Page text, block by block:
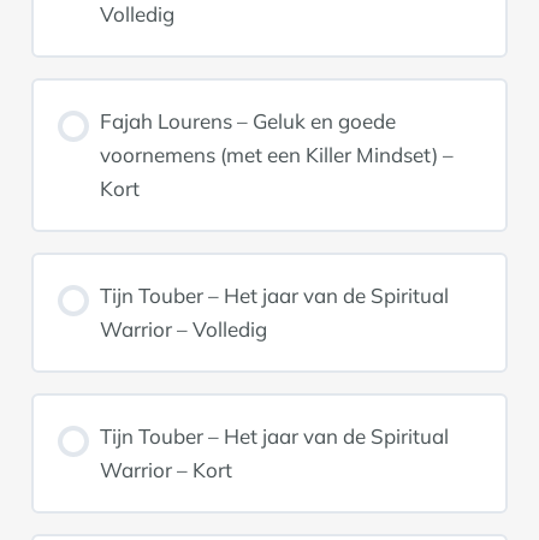
Volledig
Fajah Lourens – Geluk en goede
voornemens (met een Killer Mindset) –
Kort
Tijn Touber – Het jaar van de Spiritual
Warrior – Volledig
Tijn Touber – Het jaar van de Spiritual
Warrior – Kort